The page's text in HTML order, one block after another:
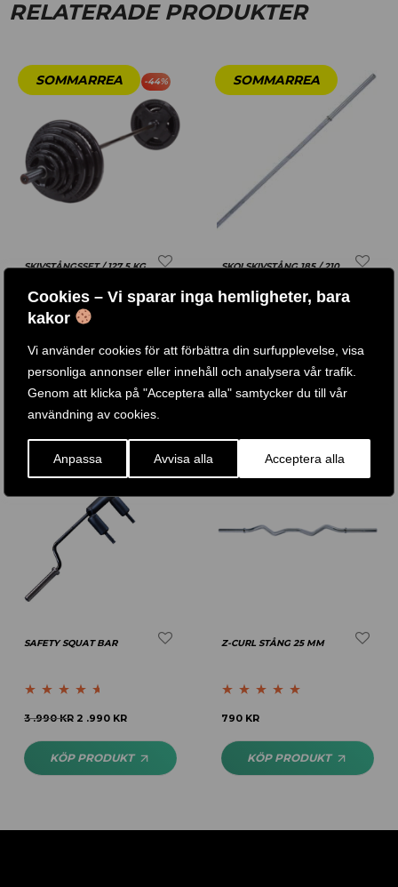
Cookies – Vi sparar inga hemligheter, bara
kakor
Vi använder cookies för att förbättra din surfupplevelse, visa
personliga annonser eller innehåll och analysera vår trafik.
Genom att klicka på "Acceptera alla" samtycker du till vår
användning av cookies.
Anpassa Avvisa alla Acceptera alla
RELATERADE PRODUKTER
-44%
SKIVSTÅNGSSET / 127,5 KG
av 5
KÖP PRODUKT
SKOLSKIVSTÅNG 185 / 210
av 5
KÖP PRODUKT
25%
SAFETY SQUAT BAR
Betygsatt
3 .990KR 2 .990 KR
KÖP PRODUKT
Z-CURL STÅNG 25 MM
Betygsatt
790 KR
KÖP PRODUKT